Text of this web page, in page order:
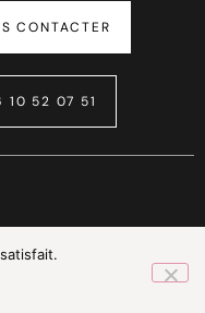
CONTACTER
10 52 07 51